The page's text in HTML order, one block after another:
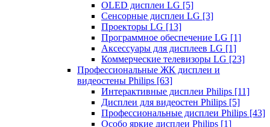
OLED дисплеи LG [5]
Сенсорные дисплеи LG [3]
Проекторы LG [13]
Программное обеспечение LG [1]
Аксессуары для дисплеев LG [1]
Коммерческие телевизоры LG [23]
Профессиональные ЖК дисплеи и
видеостены Philips [63]
Интерактивные дисплеи Philips [11]
Дисплеи для видеостен Philips [5]
Профессиональные дисплеи Philips [43]
Особо яркие дисплеи Philips [1]